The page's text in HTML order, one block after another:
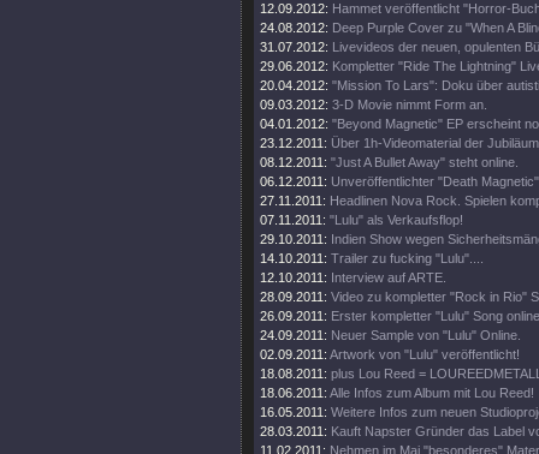
12.09.2012: Hammet veröffentlicht "Horror-
24.08.2012: Deep Purple Cover zu "When A
31.07.2012: Livevideos der neuen, opulenten
29.06.2012: Kompletter "Ride The Lightning"
20.04.2012: "Mission To Lars": Doku über
09.03.2012: 3-D Movie nimmt Form an.
04.01.2012: "Beyond Magnetic" EP erscheint
23.12.2011: Über 1h-Videomaterial der
08.12.2011: "Just A Bullet Away" steht online.
06.12.2011: Unveröffentlichter "Death
27.11.2011: Headlinen Nova Rock. Spielen
07.11.2011: "Lulu" als Verkaufsflop!
29.10.2011: Indien Show wegen
14.10.2011: Trailer zu fucking "Lulu"....
12.10.2011: Interview auf ARTE.
28.09.2011: Video zu kompletter "Rock in Rio"
26.09.2011: Erster kompletter "Lulu" Song
24.09.2011: Neuer Sample von "Lulu" Online.
02.09.2011: Artwork von "Lulu" veröffentlicht!
18.08.2011: plus Lou Reed =
18.06.2011: Alle Infos zum Album mit Lou Reed!
16.05.2011: Weitere Infos zum neuen
28.03.2011: Kauft Napster Gründer das Label
11.02.2011: Nehmen im Mai "besonderes"